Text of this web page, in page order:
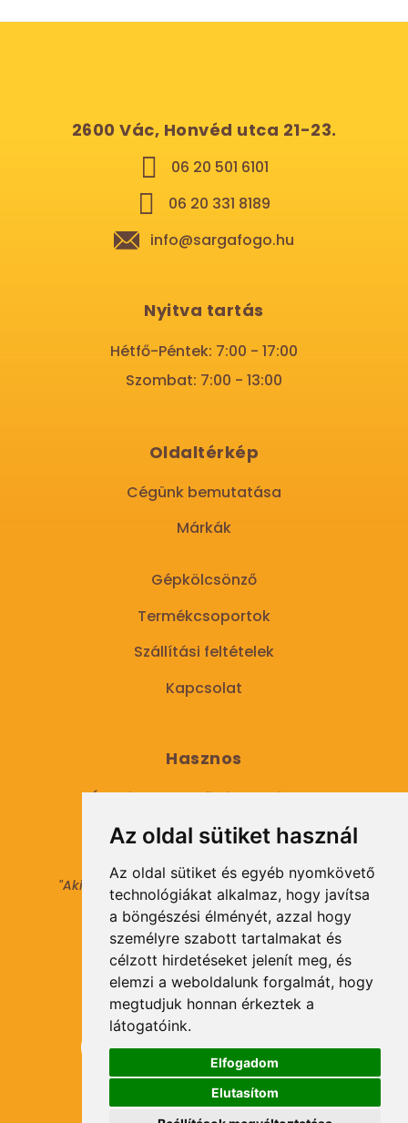
Az oldal sütiket használ
Az oldal sütiket és egyéb nyomkövető
technológiákat alkalmaz, hogy javítsa
a böngészési élményét, azzal hogy
személyre szabott tartalmakat és
célzott hirdetéseket jelenít meg, és
elemzi a weboldalunk forgalmát, hogy
megtudjuk honnan érkeztek a
látogatóink.
Elfogadom
Elutasítom
2600 Vác, Honvéd utca 21-23.
06 20 501 6101
06 20 331 8189
info@sargafogo.hu
Nyitva tartás
Hétfő-Péntek: 7:00 - 17:00
Szombat: 7:00 - 13:00
Oldaltérkép
Cégünk bemutatása
Márkák
Gépkölcsönző
Termékcsoportok
Szállítási feltételek
Kapcsolat
Hasznos
Általános Szerződési Feltételek
Adatkezelési tájékoztató
"Aki másokat nem tesz gazdaggá, maga sem
válhat azzá."
© 2021 Minden jog fenntartva.
Hírlevél Feliratkozás
Feliratkozás